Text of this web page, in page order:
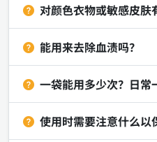
对颜色衣物或敏感皮肤
能用来去除血渍吗？
一袋能用多少次？日常
使用时需要注意什么以